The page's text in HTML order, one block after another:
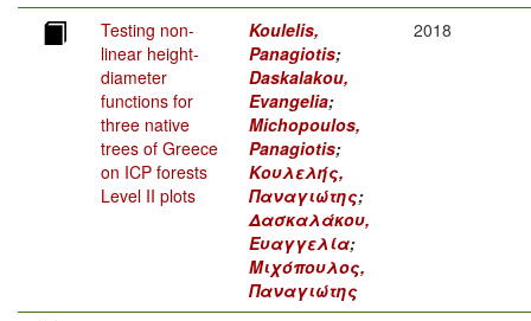
Testing non-
linear height-
diameter
functions for
three native
trees of Greece
on ICP forests
Level II plots
Koulelis,
Panagiotis;
Daskalakou,
Evangelia;
Michopoulos,
Panagiotis;
Κουλελής,
Παναγιώτης;
Δασκαλάκου,
Ευαγγελία;
Μιχόπουλος,
Παναγιώτης
2018